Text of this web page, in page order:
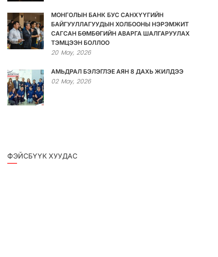
МОНГОЛЫН БАНК БУС САНХҮҮГИЙН
БАЙГУУЛЛАГУУДЫН ХОЛБООНЫ НЭРЭМЖИТ
САГСАН БӨМБӨГИЙН АВАРГА ШАЛГАРУУЛАХ
ТЭМЦЭЭН БОЛЛОО
20 May, 2026
АМЬДРАЛ БЭЛЭГЛЭЕ АЯН 8 ДАХЬ ЖИЛДЭЭ
02 May, 2026
ФЭЙСБҮҮК ХУУДАС